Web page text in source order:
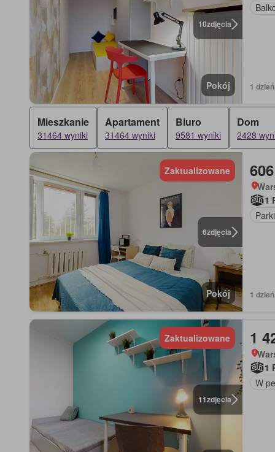
10zdjęcia
Pokój 1
Mieszkanie
31464 wyniki
Apartament
31464 wyniki
Biuro
9581 wyniki
Dom
2428
6zdjęcia
Zaktualizowane
Pokój
1
1
11zdjęcia
Zaktualizowane 1
1
W